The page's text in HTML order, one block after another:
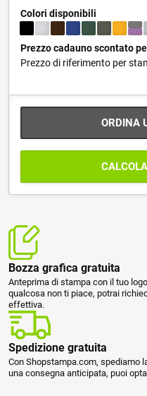
Colori disponibili
Prezzo cadauno scontato
Prezzo di riferimento per
ORDINA
Bozza grafica gratuita
Anteprima di stampa con il tuo
qualcosa non ti piace, potrai
effettiva.
Spedizione gratuita
Con Shopstampa.com, spediamo
una consegna anticipata, puoi